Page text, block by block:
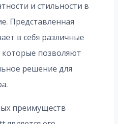
и стильности в
Представленная
в себя различные
которые позволяют
решение для
преимуществ